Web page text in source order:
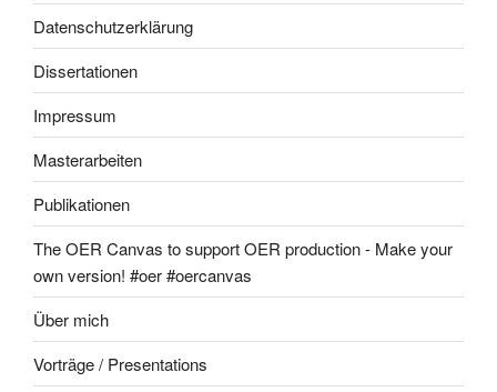
Datenschutzerklärung
Dissertationen
Impressum
Masterarbeiten
Publikationen
The OER Canvas to support OER production - Make your
own version! #oer #oercanvas
Über mich
Vorträge / Presentations